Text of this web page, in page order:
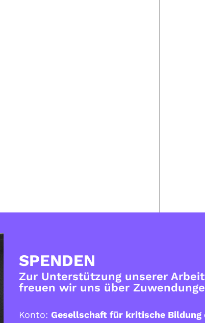
SPENDEN
Zur Unterstützung unserer Arbeit
freuen wir uns über
Konto: Gesellschaft für kritische Bildung